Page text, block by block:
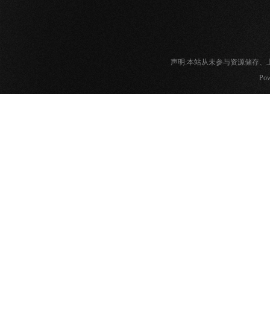
声明:本站从未参与资源储存、